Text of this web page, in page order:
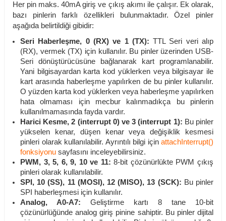
Her pin maks. 40mA giriş ve çıkış akımı ile çalışır. Ek olarak,
bazı pinlerin farklı özellikleri bulunmaktadır. Özel pinler
aşağıda belirtildiği gibidir:
Seri Haberleşme, 0 (RX) ve 1 (TX):TTL Seri veri alıp
(RX), vermek (TX) için kullanılır. Bu pinler üzerinden USB-
Seri dönüştürücüsüne bağlanarak kart programlanabilir.
Yani bilgisayardan karta kod yüklerken veya bilgisayar ile
kart arasında haberleşme yapılırken de bu pinler kullanılır.
O yüzden karta kod yüklerken veya haberleşme yapılırken
hata olmaması için mecbur kalınmadıkça bu pinlerin
kullanılmamasında fayda vardır.
Harici Kesme, 2 (interrupt 0) ve 3 (interrupt 1): Bu pinler
yükselen kenar, düşen kenar veya değişiklik kesmesi
pinleri olarak kullanılabilir. Ayrıntılı bilgi için attachInterrupt()
fonksiyonu sayfasını inceleyebilirsiniz.
PWM, 3, 5, 6, 9, 10 ve 11:8-bit çözünürlükte PWM çıkış
pinleri olarak kullanılabilir.
SPI, 10 (SS), 11 (MOSI), 12 (MISO), 13 (SCK): Bu pinler
SPI haberleşmesi için kullanılır.
Analog, A0-A7: Geliştirme kartı 8 tane 10-bit
çözünürlüğünde analog giriş pinine sahiptir. Bu pinler dijital